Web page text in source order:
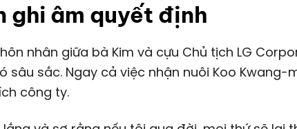
ghi âm quyết định
sâu sắc. Ngay cả việc nhận nuôi Koo Kwang-
công ty.